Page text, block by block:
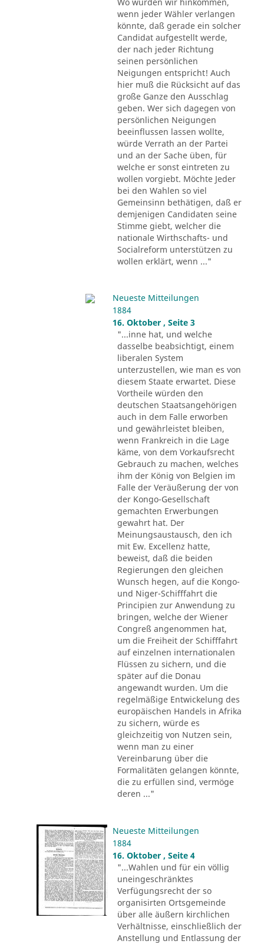
wenn jeder Wähler verlangen
könnte, daß gerade ein solcher
Candidat aufgestellt werde,
der nach jeder Richtung
seinen persönlichen
Neigungen entspricht! Auch
hier muß die Rücksicht auf das
große Ganze den Ausschlag
geben. Wer sich dagegen von
persönlichen Neigungen
beeinflussen lassen wollte,
würde Verrath an der Partei
und an der Sache üben, für
welche er sonst eintreten zu
wollen vorgiebt. Möchte Jeder
bei den Wahlen so viel
Gemeinsinn bethätigen, daß er
demjenigen Candidaten seine
Stimme giebt, welcher die
nationale Wirthschafts- und
Socialreform unterstützen zu
wollen erklärt, wenn ..."
Neueste Mitteilungen
1884
16. Oktober , Seite 3
"...inne hat, und welche
dasselbe beabsichtigt, einem
liberalen System
unterzustellen, wie man es von
diesem Staate erwartet. Diese
Vortheile würden den
deutschen Staatsangehörigen
auch in dem Falle erworben
und gewährleistet bleiben,
wenn Frankreich in die Lage
käme, von dem Vorkaufsrecht
Gebrauch zu machen, welches
ihm der König von Belgien im
Falle der Veräußerung der von
der Kongo-Gesellschaft
gemachten Erwerbungen
gewahrt hat. Der
Meinungsaustausch, den ich
mit Ew. Excellenz hatte,
beweist, daß die beiden
Regierungen den gleichen
Wunsch hegen, auf die Kongo-
und Niger-Schifffahrt die
Principien zur Anwendung zu
bringen, welche der Wiener
Congreß angenommen hat,
um die Freiheit der Schifffahrt
auf einzelnen internationalen
Flüssen zu sichern, und die
später auf die Donau
angewandt wurden. Um die
regelmäßige Entwickelung des
europäischen Handels in Afrika
zu sichern, würde es
gleichzeitig von Nutzen sein,
wenn man zu einer
Vereinbarung über die
Formalitäten gelangen könnte,
die zu erfüllen sind, vermöge
deren ..."
Neueste Mitteilungen
1884
16. Oktober , Seite 4
"...Wahlen und für ein völlig
uneingeschränktes
Verfügungsrecht der so
organisirten Ortsgemeinde
über alle äußern kirchlichen
Verhältnisse, einschließlich der
Anstellung und Entlassung der